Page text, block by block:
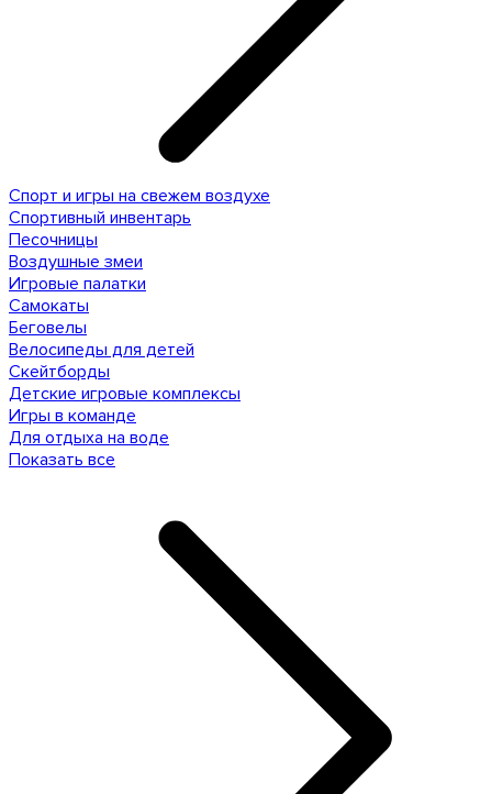
Спорт и игры на свежем воздухе
Спортивный инвентарь
Песочницы
Воздушные змеи
Игровые палатки
Самокаты
Беговелы
Велосипеды для детей
Скейтборды
Детские игровые комплексы
Игры в команде
Для отдыха на воде
Показать все